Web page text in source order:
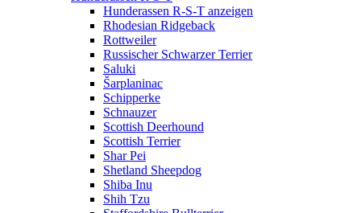
Hunderassen R-S-T anzeigen
Rhodesian Ridgeback
Rottweiler
Russischer Schwarzer Terrier
Saluki
Šarplaninac
Schipperke
Schnauzer
Scottish Deerhound
Scottish Terrier
Shar Pei
Shetland Sheepdog
Shiba Inu
Shih Tzu